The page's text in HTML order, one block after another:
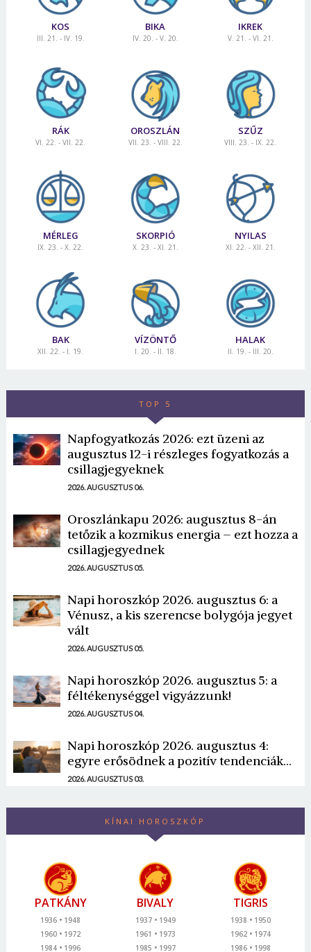
KOS
III. 21. - IV. 19.
BIKA
IV. 20. - V. 20.
IKREK
V. 21. - VI. 21.
RÁK
VI. 22. - VII. 22.
OROSZLÁN
VII. 23. - VIII. 22.
SZŰZ
VIII. 23. - IX. 22.
MÉRLEG
IX. 23. - X. 22.
SKORPIÓ
X. 23. - XI. 21.
NYILAS
XI. 22. - XII. 21.
BAK
XII. 22. - I. 19.
VÍZÖNTŐ
I. 20. - II. 18.
HALAK
II. 19. - III. 20.
TOP 5
Napfogyatkozás 2026: ezt üzeni az
augusztus 12-i részleges fogyatkozás a
csillagjegyeknek
2026. AUGUSZTUS 06.
Oroszlánkapu 2026: augusztus 8-án
tetőzik a kozmikus energia – ezt hozza a
csillagjegyednek
2026. AUGUSZTUS 05.
Napi horoszkóp 2026. augusztus 6: a
Vénusz, a kis szerencse bolygója jegyet
vált
2026. AUGUSZTUS 05.
Napi horoszkóp 2026. augusztus 5: a
féltékenységgel vigyázzunk!
2026. AUGUSZTUS 04.
Napi horoszkóp 2026. augusztus 4:
egyre erősödnek a pozitív tendenciák...
2026. AUGUSZTUS 03.
KÍNAI HOROSZKÓP
PATKÁNY
1936
1948
1960
1972
1984
1996
BIVALY
1937
1949
1961
1973
1985
1997
TIGRIS
1938
1950
1962
1974
1986
1998
Jelszó
Bejelentkezés